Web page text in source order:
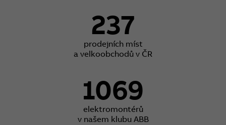
237
prodejních míst
a velkoobchodů v ČR
1069
elektromontérů
v našem klubu ABB